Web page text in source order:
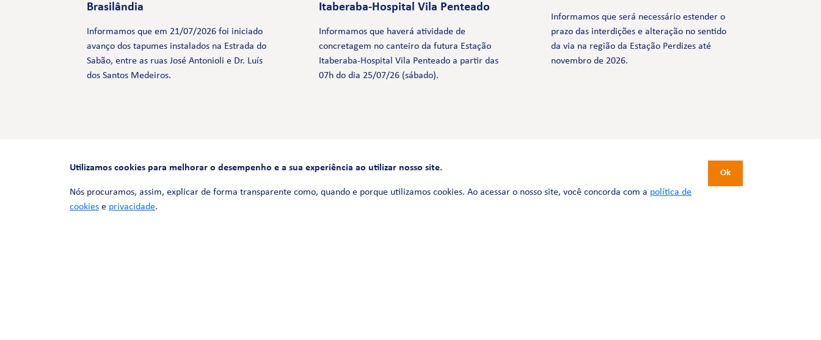
Brasilândia
Informamos que em 21/07/2026 foi iniciado
avanço dos tapumes instalados na Estrada do
Sabão, entre as ruas José Antonioli e Dr. Luís
dos Santos Medeiros.
Itaberaba-Hospital Vila Penteado
Informamos que haverá atividade de
concretagem no canteiro da futura Estação
Itaberaba-Hospital Vila Penteado a partir das
07h do dia 25/07/26 (sábado).
Informamos que será necessário estender o
prazo das interdições e alteração no sentido
da via na região da Estação Perdizes até
novembro de 2026.
FALE CONOSCO
0800 580 3172
Utilizamos cookies para melhorar o desempenho e a sua experiência ao utilizar nosso site.
Nós procuramos, assim, explicar de forma transparente como, quando e porque utilizamos cookies. Ao acessar o nosso site, você concorda com a política de
cookies e privacidade.
Ok